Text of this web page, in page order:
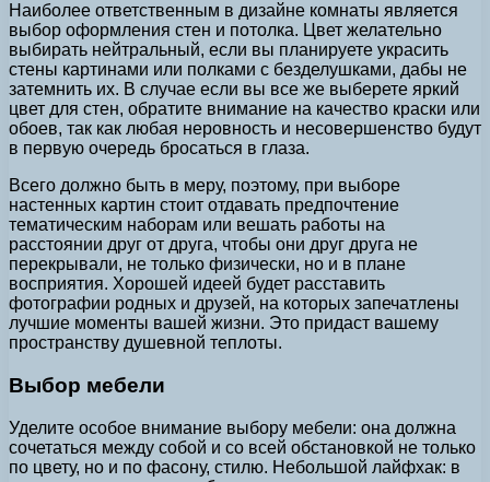
Наиболее ответственным в дизайне комнаты является
выбор оформления стен и потолка. Цвет желательно
выбирать нейтральный, если вы планируете украсить
стены картинами или полками с безделушками, дабы не
затемнить их. В случае если вы все же выберете яркий
цвет для стен, обратите внимание на качество краски или
обоев, так как любая неровность и несовершенство будут
в первую очередь бросаться в глаза.
Всего должно быть в меру, поэтому, при выборе
настенных картин стоит отдавать предпочтение
тематическим наборам или вешать работы на
расстоянии друг от друга, чтобы они друг друга не
перекрывали, не только физически, но и в плане
восприятия. Хорошей идеей будет расставить
фотографии родных и друзей, на которых запечатлены
лучшие моменты вашей жизни. Это придаст вашему
пространству душевной теплоты.
Выбор мебели
Уделите особое внимание выбору мебели: она должна
сочетаться между собой и со всей обстановкой не только
по цвету, но и по фасону, стилю. Небольшой лайфхак: в